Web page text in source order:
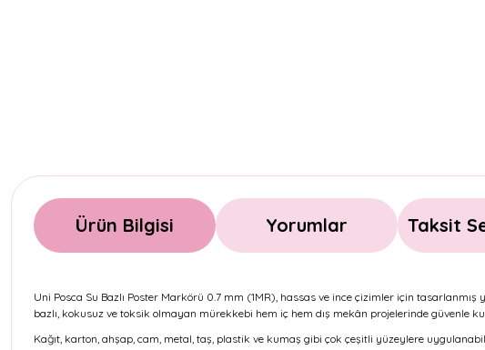
Ürün Bilgisi Yorumlar Taksit
Uni Posca Su Bazlı Poster Markörü 0.7 mm (1MR), hassas ve ince çizimler için
bazlı, kokusuz ve toksik olmayan mürekkebi hem iç hem dış mekân projelerinde güvenle
Kağıt, karton, ahşap, cam, metal, taş, plastik ve kumaş gibi çok çeşitli yüzeylere